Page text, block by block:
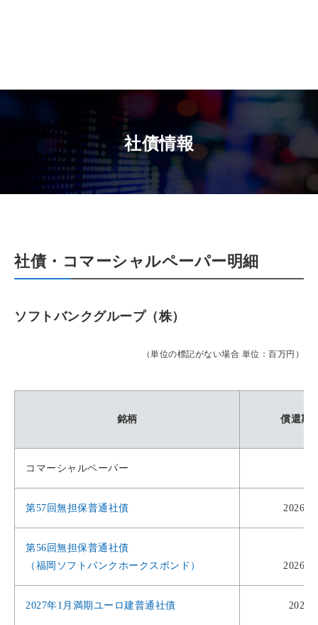
社債情報
社債・コマーシャルペーパー明細
ソフトバンクグループ（株）
（単位の標記がない場合 単位：百万円）
銘柄 償還期
コマーシャルペーパー
第57回無担保普通社債 2026年
第56回無担保普通社債
（福岡ソフトバンクホークスボンド）
2026年
2027年1月満期ユーロ建普通社債 2027